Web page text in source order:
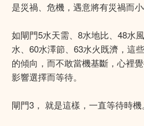
是災禍、危機，遇意將有災禍而小
如閘門5水天需、8水地比、48水
水、60水澤節、63水火既濟，這
的傾向，而不敢當機基斷，心裡
影響選擇而等待。
閘門3， 就是這樣，一直等待時機。